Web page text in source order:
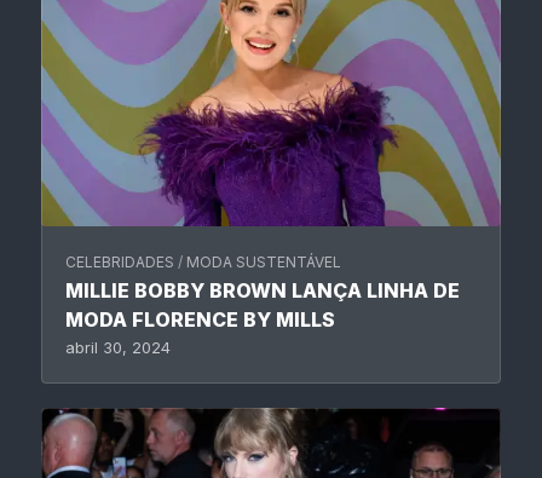
CELEBRIDADES / MODA SUSTENTÁVEL
MILLIE BOBBY BROWN LANÇA LINHA DE
MODA FLORENCE BY MILLS
abril 30, 2024